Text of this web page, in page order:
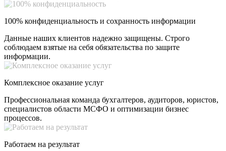
100% конфиденциальность и сохранность информации
Данные наших клиентов надежно защищены. Строго
соблюдаем взятые на себя обязательства по защите
информации.
Комплексное оказание услуг
Профессиональная команда бухгалтеров, аудиторов, юристов,
специалистов области МСФО и оптимизации бизнес
процессов.
Работаем на результат